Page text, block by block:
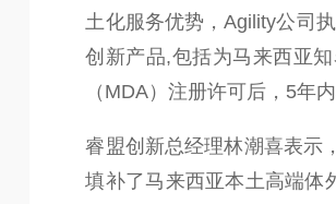
土化服务优势，Agility公司
创新产品,包括为马来西亚
（MDA）注册许可后，5年
睿盟创新总经理林潮喜表示
填补了马来西亚本土高端体